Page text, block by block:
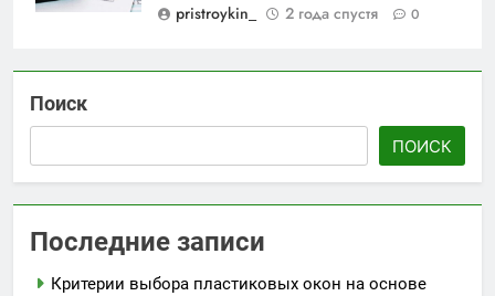
pristroykin_
2 года спустя 0
Поиск
ПОИСК
Последние записи
Критерии выбора пластиковых окон на основе